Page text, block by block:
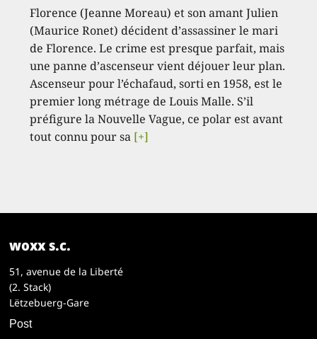
Florence (Jeanne Moreau) et son amant Julien
(Maurice Ronet) décident d’assassiner le mari
de Florence. Le crime est presque parfait, mais
une panne d’ascenseur vient déjouer leur plan.
Ascenseur pour l’échafaud, sorti en 1958, est le
premier long métrage de Louis Malle. S’il
préfigure la Nouvelle Vague, ce polar est avant
tout connu pour sa [+]
woxx s.c.
51, avenue de la Liberté
(2. Stack)
Lëtzebuerg-Gare
Post